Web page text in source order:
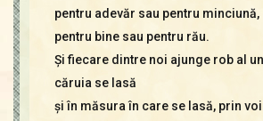
pentru adevăr sau pentru minciună,
pentru bine sau pentru rău.
Şi fiecare dintre noi ajunge rob al
căruia se lasă
şi în măsura în care se lasă, prin